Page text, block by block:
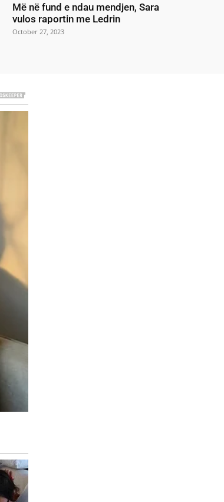
Më në fund e ndau mendjen, Sara
vulos raportin me Ledrin
October 27, 2023